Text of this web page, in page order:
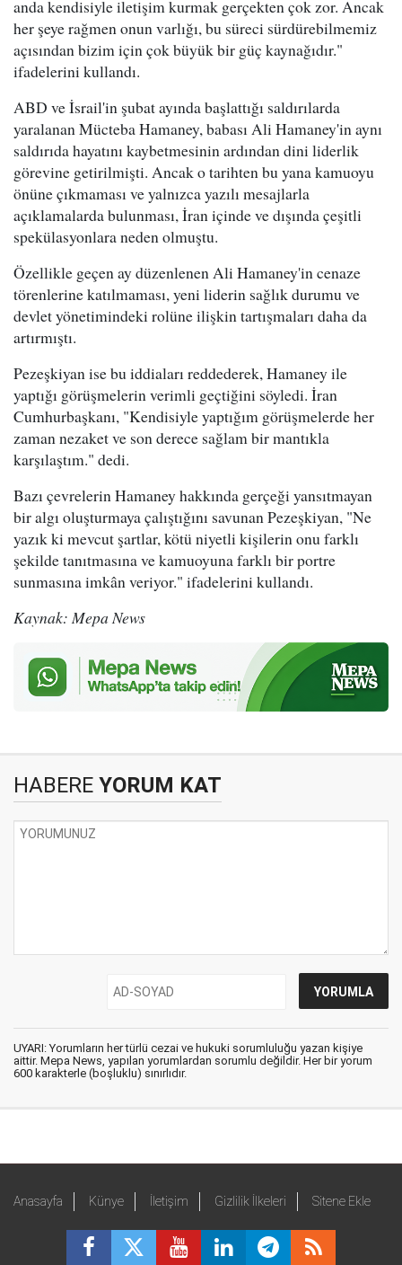
anda kendisiyle iletişim kurmak gerçekten çok zor. Ancak
her şeye rağmen onun varlığı, bu süreci sürdürebilmemiz
açısından bizim için çok büyük bir güç kaynağıdır."
ifadelerini kullandı.
ABD ve İsrail'in şubat ayında başlattığı saldırılarda
yaralanan Mücteba Hamaney, babası Ali Hamaney'in aynı
saldırıda hayatını kaybetmesinin ardından dini liderlik
görevine getirilmişti. Ancak o tarihten bu yana kamuoyu
önüne çıkmaması ve yalnızca yazılı mesajlarla
açıklamalarda bulunması, İran içinde ve dışında çeşitli
spekülasyonlara neden olmuştu.
Özellikle geçen ay düzenlenen Ali Hamaney'in cenaze
törenlerine katılmaması, yeni liderin sağlık durumu ve
devlet yönetimindeki rolüne ilişkin tartışmaları daha da
artırmıştı.
Pezeşkiyan ise bu iddiaları reddederek, Hamaney ile
yaptığı görüşmelerin verimli geçtiğini söyledi. İran
Cumhurbaşkanı, "Kendisiyle yaptığım görüşmelerde her
zaman nezaket ve son derece sağlam bir mantıkla
karşılaştım." dedi.
Bazı çevrelerin Hamaney hakkında gerçeği yansıtmayan
bir algı oluşturmaya çalıştığını savunan Pezeşkiyan, "Ne
yazık ki mevcut şartlar, kötü niyetli kişilerin onu farklı
şekilde tanıtmasına ve kamuoyuna farklı bir portre
sunmasına imkân veriyor." ifadelerini kullandı.
Kaynak: Mepa News
HABERE YORUM KAT
UYARI: Yorumların her türlü cezai ve hukuki sorumluluğu yazan kişiye
aittir. Mepa News, yapılan yorumlardan sorumlu değildir. Her bir yorum
600 karakterle (boşluklu) sınırlıdır.
Anasayfa Künye İletişim Gizlilik İlkeleri Sitene Ekle